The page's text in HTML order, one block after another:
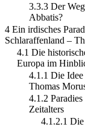
3.3.3 Der
Abbatis?
4 Ein irdisches
Schlaraffenland –
4.1 Die
Europa im
4.1.1 Die
Thomas
4.1.2
Zeitalters
4.1.2.1